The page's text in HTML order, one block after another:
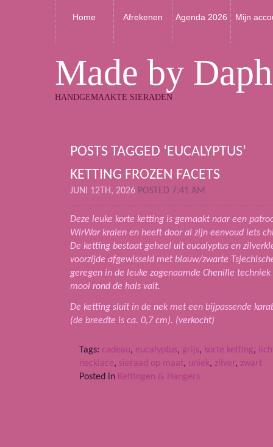
Home Afrekenen Agenda 2026 Mijn
Made by
HANDGEMAAKTE SIERADEN
POSTS TAGGED ‘EUCALYPTUS’
KETTING FROZEN FACETS
JUNI 12TH, 2026 POSTED 7:41 AM
Deze leuke korte ketting is gemaakt naar een
WirWar kralen en heeft door al zijn eenvoud iets
De ketting bestaat geheel uit eucalyptus en
voorzijde afgewisseld met blauw/zwarte
geregen in de leuke zogenaamde Chenille
mooi rond de hals valt.
De ketting sluit in de nek met een bijpassende
(de breedte is ca. 0,7 cm). (verkocht)
Tags: cadeau, eucalyptus, grijs, korte ketting,
necklace, sieraad op maat, uniek, zilver, zwart
Posted in Kettingen & Hangers